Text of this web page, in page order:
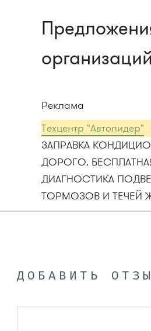
организаций
Реклама
Техцентр "Автолидер"
ЗАПРАВКА
ДОРОГО.
ДИАГНОСТИКА
ТОРМОЗОВ И ТЕЧЕЙ
ДОБАВИТЬ